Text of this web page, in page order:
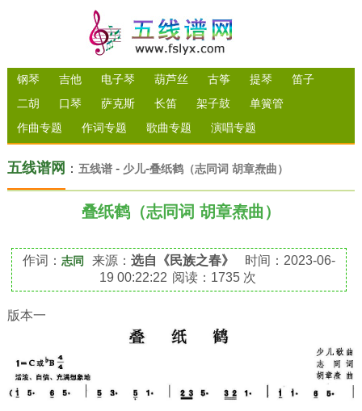
钢琴 吉他 电子琴 葫芦丝 古筝 提琴
笛子
二胡
口琴 萨克斯 长笛 架子鼓
单簧管
作曲专题
作词专题 歌曲专题 演唱专题
五线谱网 ： 五线谱- 少儿-叠纸鹤（志同词 胡章焘曲）
叠纸鹤（志同词 胡章焘曲）
作词： 志同 来源： 选自《民族之春》
时间：2023-06-
19 00:22:22 阅读：1735 次
版本一